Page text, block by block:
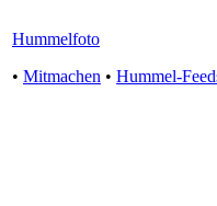
Hummelfoto
• Mitmachen • Hummel-